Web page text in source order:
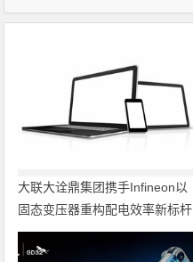
大联大诠鼎集团携手Infineon以
固态变压器重构配电效率新标杆